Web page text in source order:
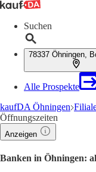
Suchen
78337 Öhningen,
Alle Prospekte
kaufDA Öhningen
Öffnungszeiten
Anzeigen
Banken in Öhningen: